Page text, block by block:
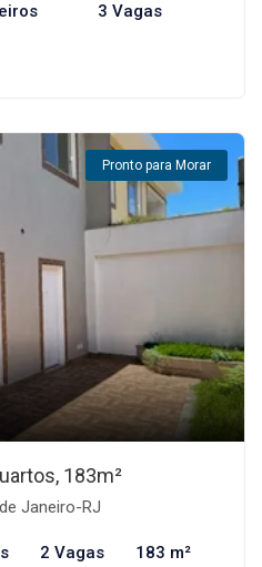
3 Vagas
Pronto para Morar
183m²
Janeiro-RJ
2 Vagas 183 m²